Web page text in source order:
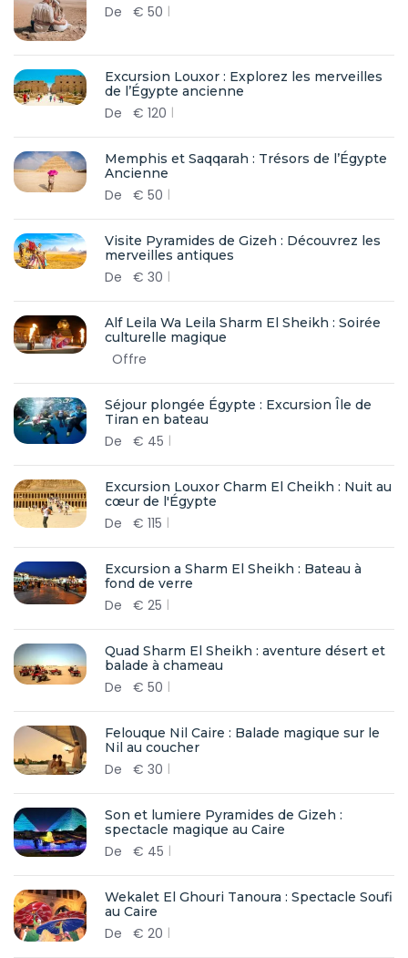
De € 50
Excursion Louxor : Explorez les merveilles
de l’Égypte ancienne
De € 120
Memphis et Saqqarah : Trésors de l’Égypte
Ancienne
De € 50
Visite Pyramides de Gizeh : Découvrez les
merveilles antiques
De € 30
Alf Leila Wa Leila Sharm El Sheikh : Soirée
culturelle magique
Offre
Séjour plongée Égypte : Excursion Île de
Tiran en bateau
De € 45
Excursion Louxor Charm El Cheikh : Nuit au
cœur de l'Égypte
De € 115
Excursion a Sharm El Sheikh : Bateau à
fond de verre
De € 25
Quad Sharm El Sheikh : aventure désert et
balade à chameau
De € 50
Felouque Nil Caire : Balade magique sur le
Nil au coucher
De € 30
Son et lumiere Pyramides de Gizeh :
spectacle magique au Caire
De € 45
Wekalet El Ghouri Tanoura : Spectacle Soufi
au Caire
De € 20